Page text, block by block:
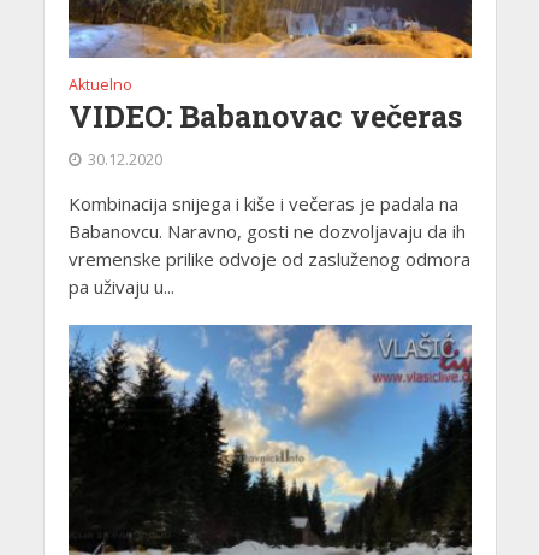
Aktuelno
VIDEO: Babanovac večeras
30.12.2020
Kombinacija snijega i kiše i večeras je padala na
Babanovcu. Naravno, gosti ne dozvoljavaju da ih
vremenske prilike odvoje od zasluženog odmora
pa uživaju u...